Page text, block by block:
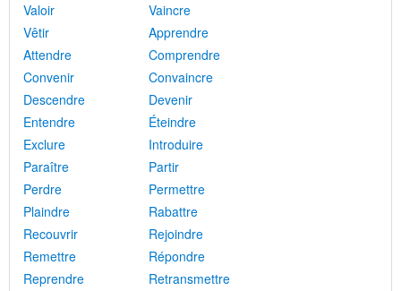
Valoir
Vaincre
Vêtir
Apprendre
Attendre
Comprendre
Convenir
Convaincre
Descendre
Devenir
Entendre
Éteindre
Exclure
Introduire
Paraître
Partir
Perdre
Permettre
Plaindre
Rabattre
Recouvrir
Rejoindre
Remettre
Répondre
Reprendre
Retransmettre